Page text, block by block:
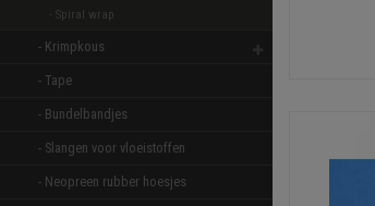
- Spiral wrap
- Krimpkous
- Tape
- Bundelbandjes
- Slangen voor vloeistoffen
- Neopreen rubber hoesjes